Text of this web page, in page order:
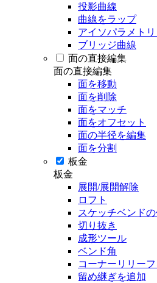
投影曲線
曲線をラップ
アイソパラメト
ブリッジ曲線
面の直接編集
面の直接編集
面を移動
面を削除
面をマッチ
面をオフセット
面の半径を編集
面を分割
板金
板金
展開/展開解除
ロフト
スケッチベンド
切り抜き
成形ツール
ベンド角
コーナーリリー
留め継ぎを追加